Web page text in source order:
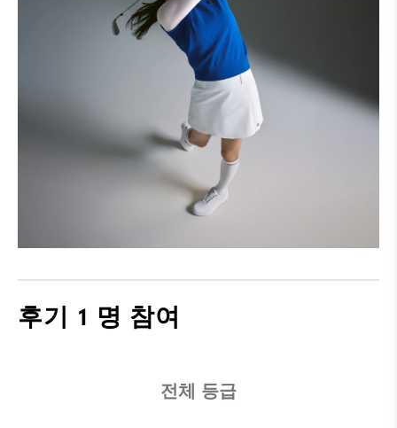
후기 1 명 참여
전체 등급